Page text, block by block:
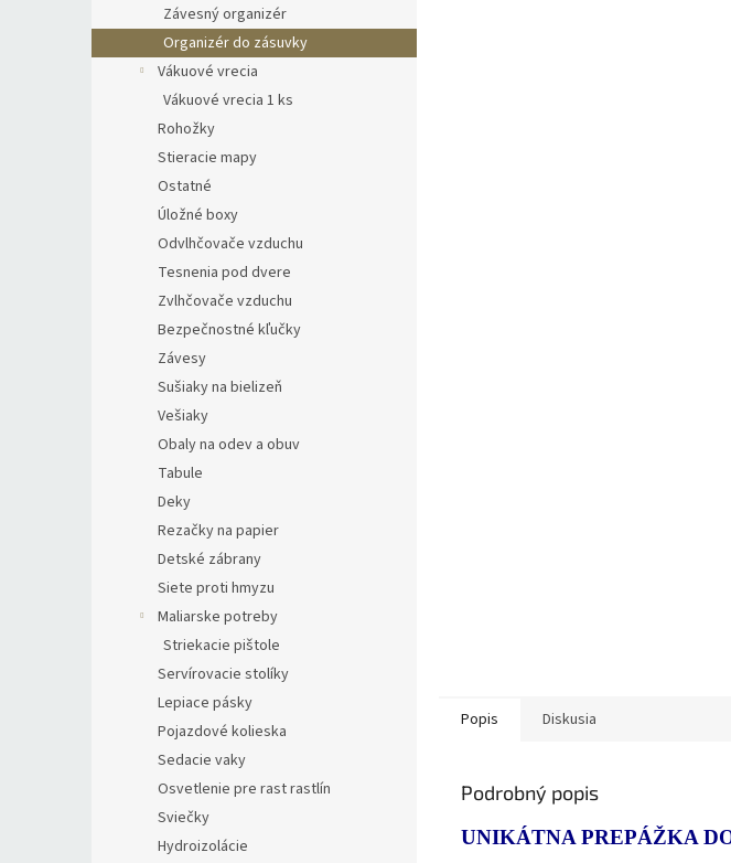
Závesný organizér
Organizér do zásuvky
Vákuové vrecia
Vákuové vrecia 1 ks
Rohožky
Stieracie mapy
Ostatné
Úložné boxy
Odvlhčovače vzduchu
Tesnenia pod dvere
Zvlhčovače vzduchu
Bezpečnostné kľučky
Závesy
Sušiaky na bielizeň
Vešiaky
Obaly na odev a obuv
Tabule
Deky
Rezačky na papier
Detské zábrany
Siete proti hmyzu
Maliarske potreby
Striekacie pištole
Servírovacie stolíky
Lepiace pásky
Pojazdové kolieska
Sedacie vaky
Osvetlenie pre rast rastlín
Sviečky
Hydroizolácie
Popis Diskusia
Podrobný popis
UNIKÁTNA PREPÁŽKA